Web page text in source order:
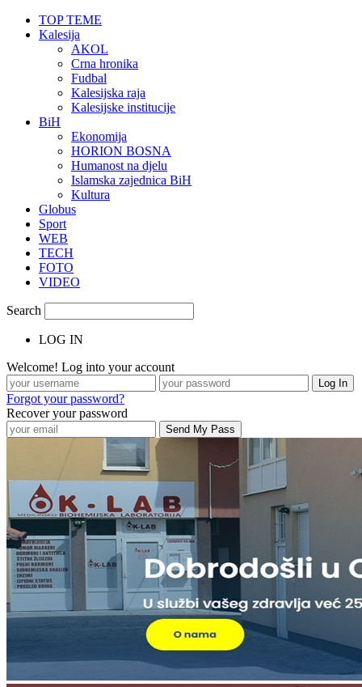
TOP TEME
Kalesija
AKOL
Crna hronika
Fudbal
Kalesijska raja
Kalesijske institucije
BiH
Ekonomija
HORION BOSNA
Humanost na djelu
Islamska zajednica BiH
Kultura
Globus
Sport
WEB
TECH
FOTO
VIDEO
Search
LOG IN
Welcome! Log into your account
Forgot your password?
Recover your password